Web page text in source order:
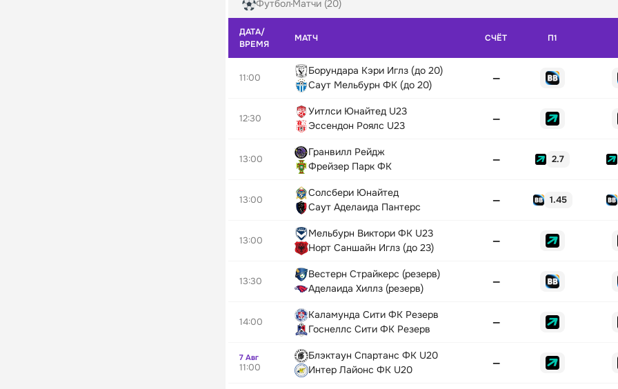
Футбол Матчи (20)
ДАТА/
ВРЕМЯ
МАТЧ СЧЁТ П1
11:00
Борундара Кэри Иглз (до 20)
Саут Мельбурн ФК (до 20)
—
12:30
Уитлси Юнайтед U23
Эссендон Роялс U23
—
13:00
Гранвилл Рейдж
Фрейзер Парк ФК
— 2.7
13:00
Солсбери Юнайтед
Саут Аделаида Пантерс
— 1.45
13:00
Мельбурн Виктори ФК U23
Норт Саншайн Иглз (до 23)
—
13:30
Вестерн Страйкерс (резерв)
Аделаида Хиллз (резерв)
—
14:00
Каламунда Сити ФК Резерв
Госнеллс Сити ФК Резерв
—
7 Авг
11:00
Блэктаун Спартанс ФК U20
Интер Лайонс ФК U20
—